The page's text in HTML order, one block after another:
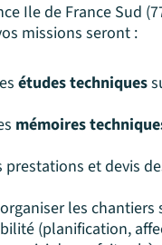
Ile de France Sud
missions seront :
études techniques
mémoires
prestations et devis
les chantiers
(planification,